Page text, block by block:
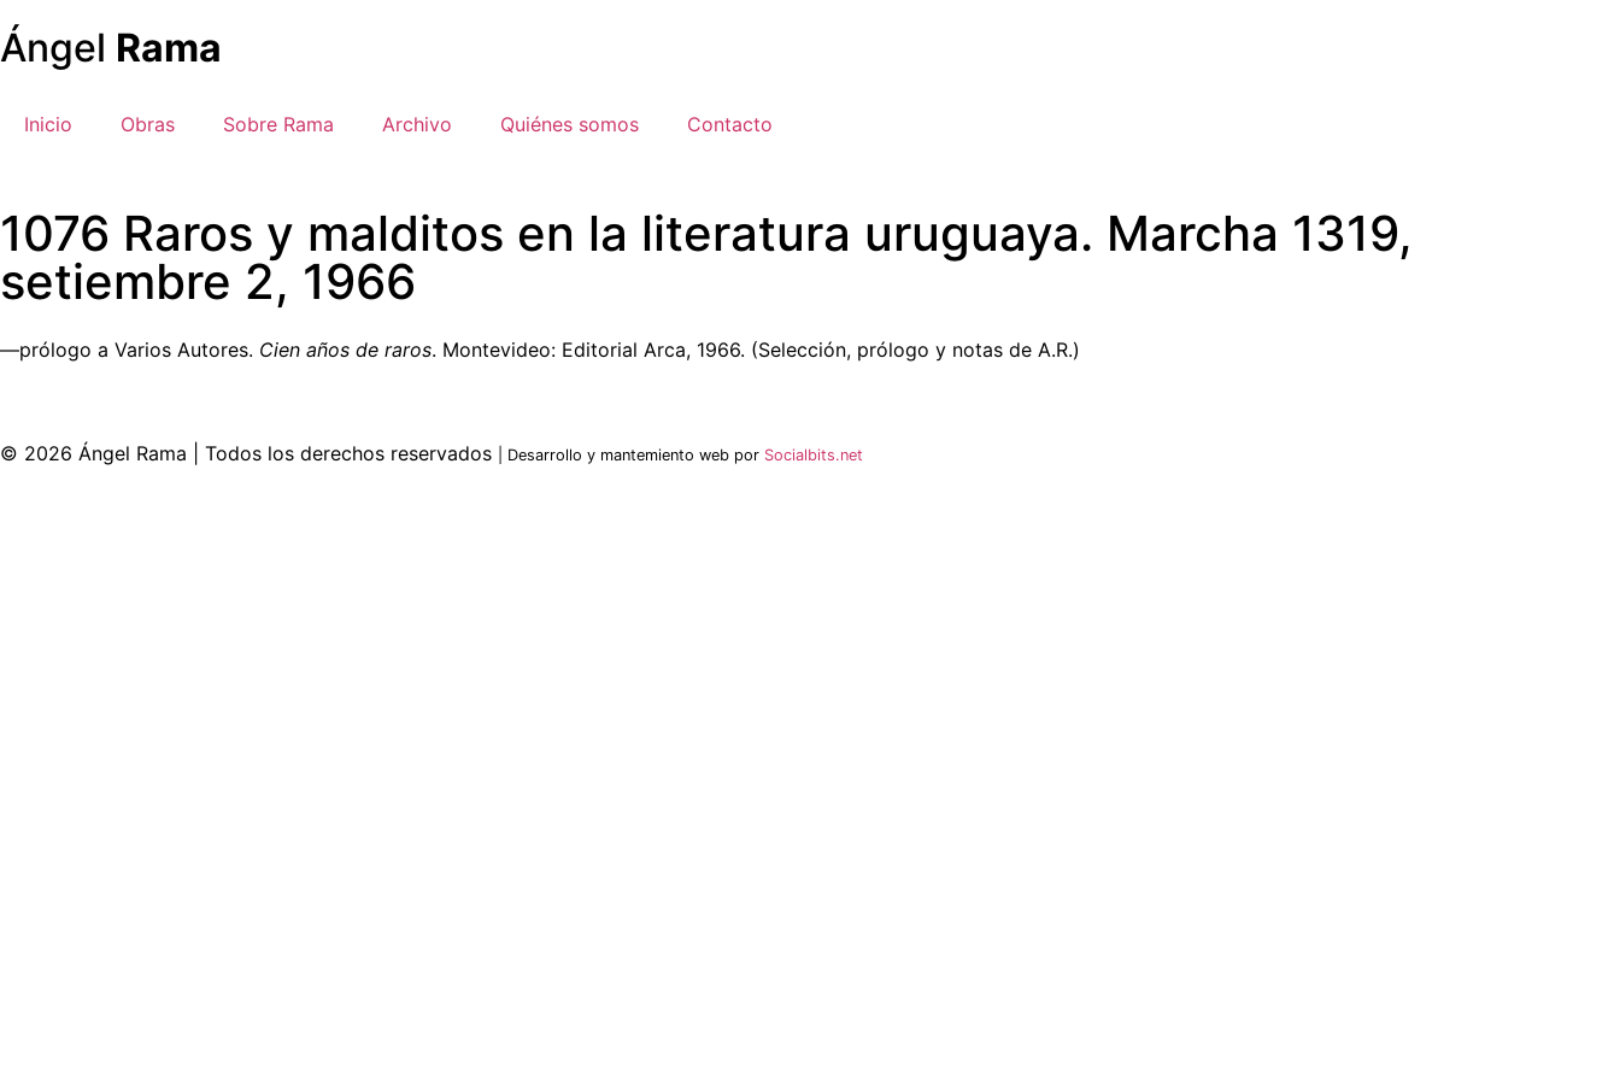
Ángel Rama
Inicio Obras Sobre Rama Archivo Quiénes somos Contacto
1076 Raros y malditos en la literatura uruguaya. Marcha 1319,
setiembre 2, 1966
—prólogo a Varios Autores. Cien años de raros. Montevideo: Editorial Arca, 1966. (Selección, prólogo y notas de A.R.)
© 2026 Ángel Rama | Todos los derechos reservados | Desarrollo y mantemiento web por Socialbits.net